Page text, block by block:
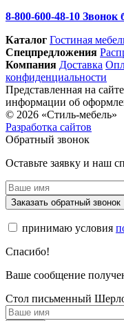
8-800-600-48-10 Звонок
Каталог Гостиная
Спец­предложения
Компания Доставка
конфиденциальности
Представленная на
информации об
© 2026 «Стиль-мебель»
Разработка сайтов
Обратный звонок
Оставьте заявку и наш
Заказать обратный звонок
принимаю условия
Спасибо!
Ваше сообщение
Стол письменный